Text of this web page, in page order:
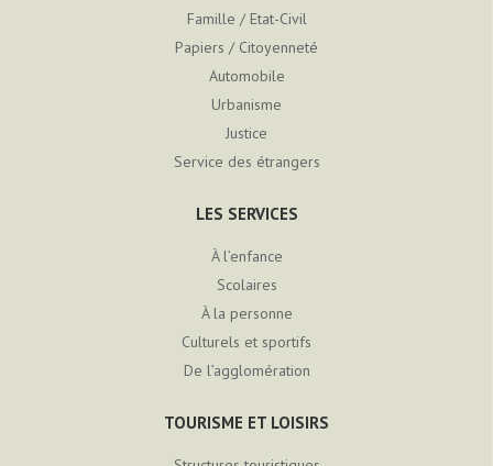
Famille / Etat-Civil
Papiers / Citoyenneté
Automobile
Urbanisme
Justice
Service des étrangers
LES SERVICES
À l’enfance
Scolaires
À la personne
Culturels et sportifs
De l’agglomération
TOURISME ET LOISIRS